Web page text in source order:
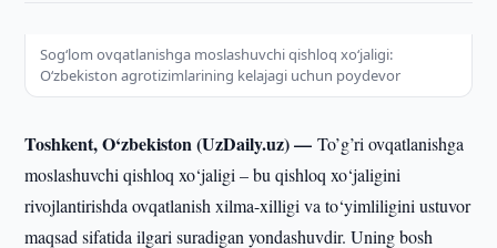
Sog‘lom ovqatlanishga moslashuvchi qishloq xo‘jaligi:
O‘zbekiston agrotizimlarining kelajagi uchun poydevor
Toshkent, O‘zbekiston (UzDaily.uz) —To’g’ri ovqatlanishga
moslashuvchi qishloq xo‘jaligi – bu qishloq xo‘jaligini
rivojlantirishda ovqatlanish xilma-xilligi va to‘yimliligini ustuvor
maqsad sifatida ilgari suradigan yondashuvdir. Uning bosh